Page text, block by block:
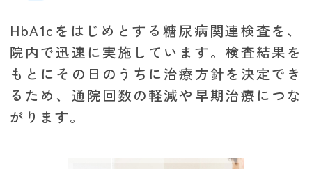
HbA1cをはじめとする糖尿病関連検査を、
院内で迅速に実施しています。検査結果を
もとにその日のうちに治療方針を決定でき
るため、通院回数の軽減や早期治療につな
がります。